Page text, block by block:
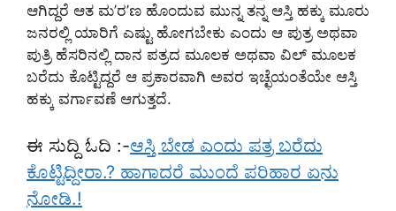
ಆಗಿದ್ದರೆ ಆತ ಮ’ರ’ಣ ಹೊಂದುವ ಮುನ್ನ ತನ್ನ ಆಸ್ತಿ ಹಕ್ಕು ಮೂರು
ಜನರಲ್ಲಿ ಯಾರಿಗೆ ಎಷ್ಟು ಹೋಗಬೇಕು ಎಂದು ಆ ಪುತ್ರ ಅಥವಾ
ಪುತ್ರಿ ಹೆಸರಿನಲ್ಲಿ ದಾನ ಪತ್ರದ ಮೂಲಕ ಅಥವಾ ವಿಲ್ ಮೂಲಕ
ಬರೆದು ಕೊಟ್ಟಿದ್ದರೆ ಆ ಪ್ರಕಾರವಾಗಿ ಅವರ ಇಚ್ಛೆಯಂತೆಯೇ ಆಸ್ತಿ
ಹಕ್ಕು ವರ್ಗಾವಣೆ ಆಗುತ್ತದೆ.
ಈ ಸುದ್ದಿ ಓದಿ :-ಆಸ್ತಿ ಬೇಡ ಎಂದು ಪತ್ರ ಬರೆದು
ಕೊಟ್ಟಿದ್ದೀರಾ.? ಹಾಗಾದರೆ ಮುಂದೆ ಪರಿಹಾರ ಏನು
ನೋಡಿ.!